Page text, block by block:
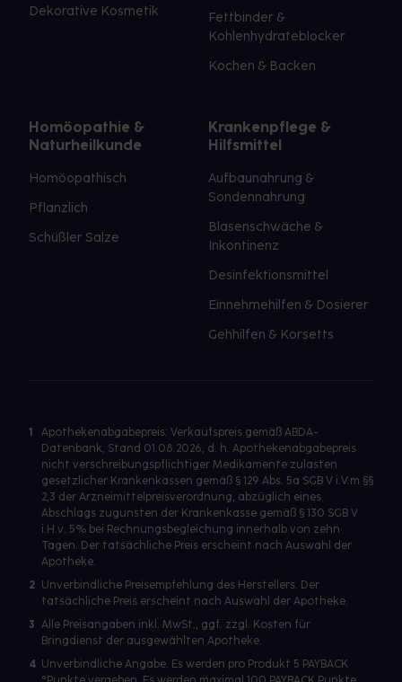
Dekorative Kosmetik
Fettbinder &
Kohlenhydrateblocker
Kochen & Backen
Homöopathie &
Naturheilkunde
Homöopathisch
Pflanzlich
Schüßler Salze
Krankenpflege &
Hilfsmittel
Aufbaunahrung &
Sondennahrung
Blasenschwäche &
Inkontinenz
Desinfektionsmittel
Einnehmehilfen & Dosierer
Gehhilfen & Korsetts
1
Apothekenabgabepreis: Verkaufspreis gemäß ABDA-
Datenbank, Stand 01.08.2026, d. h. Apothekenabgabepreis
nicht verschreibungspflichtiger Medikamente zulasten
gesetzlicher Krankenkassen gemäß § 129 Abs. 5a SGB V i.V.m §§
2,3 der Arzneimittelpreisverordnung, abzüglich eines
Abschlags zugunsten der Krankenkasse gemäß § 130 SGB V
i.H.v. 5% bei Rechnungsbegleichung innerhalb von zehn
Tagen. Der tatsächliche Preis erscheint nach Auswahl der
Apotheke.
2 Unverbindliche Preisempfehlung des Herstellers. Der
tatsächliche Preis erscheint nach Auswahl der Apotheke.
3 Alle Preisangaben inkl. MwSt., ggf. zzgl. Kosten für
Bringdienst der ausgewählten Apotheke.
4 Unverbindliche Angabe. Es werden pro Produkt 5 PAYBACK